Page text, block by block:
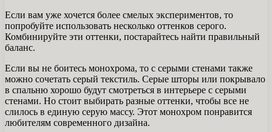
Если вам уже хочется более смелых экспериментов, то
попробуйте использовать несколько оттенков серого.
Комбинируйте эти оттенки, постарайтесь найти правильный
баланс.
Если вы не боитесь монохрома, то с серыми стенами также
можно сочетать серый текстиль. Серые шторы или покрывало
в спальню хорошо будут смотреться в интерьере с серыми
стенами. Но стоит выбирать разные оттенки, чтобы все не
слилось в единую серую массу. Этот монохром понравится
любителям современного дизайна.